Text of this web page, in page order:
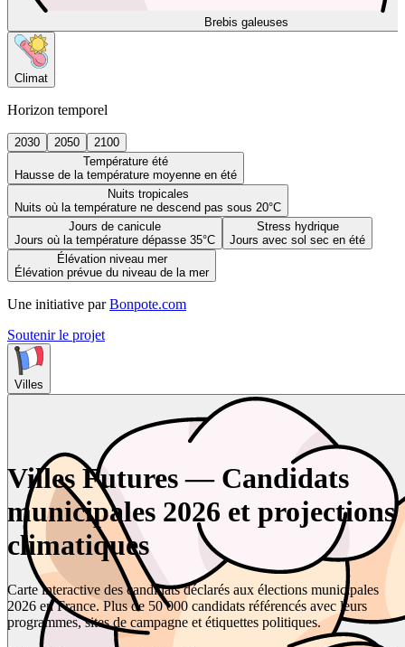
Brebis galeuses
Climat
Horizon temporel
2030 2050
2100
Température été
Hausse de la température moyenne en été
Nuits tropicales
Nuits où la température ne descend pas sous 20°C
Jours de canicule
Jours où la température dépasse 35°C
Stress hydrique
Jours avec sol sec en été
Élévation niveau mer
Élévation prévue du niveau de la mer
Une initiative par Bonpote.com
Soutenir le projet
Villes
Villes Futures — Candidats
municipales 2026 et projections
climatiques
Carte interactive des candidats déclarés aux élections municipales
2026 en France. Plus de 50 000 candidats référencés avec leurs
programmes, sites de campagne et étiquettes politiques.